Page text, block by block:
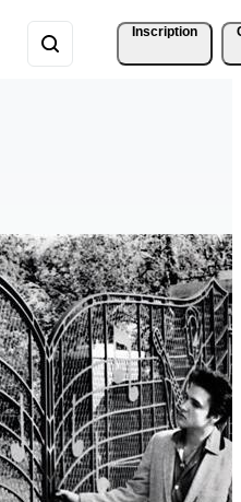
Inscription